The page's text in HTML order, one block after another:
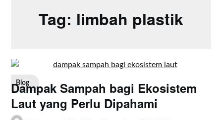
Tag: limbah plastik
Blog
Dampak Sampah bagi Ekosistem
Laut yang Perlu Dipahami